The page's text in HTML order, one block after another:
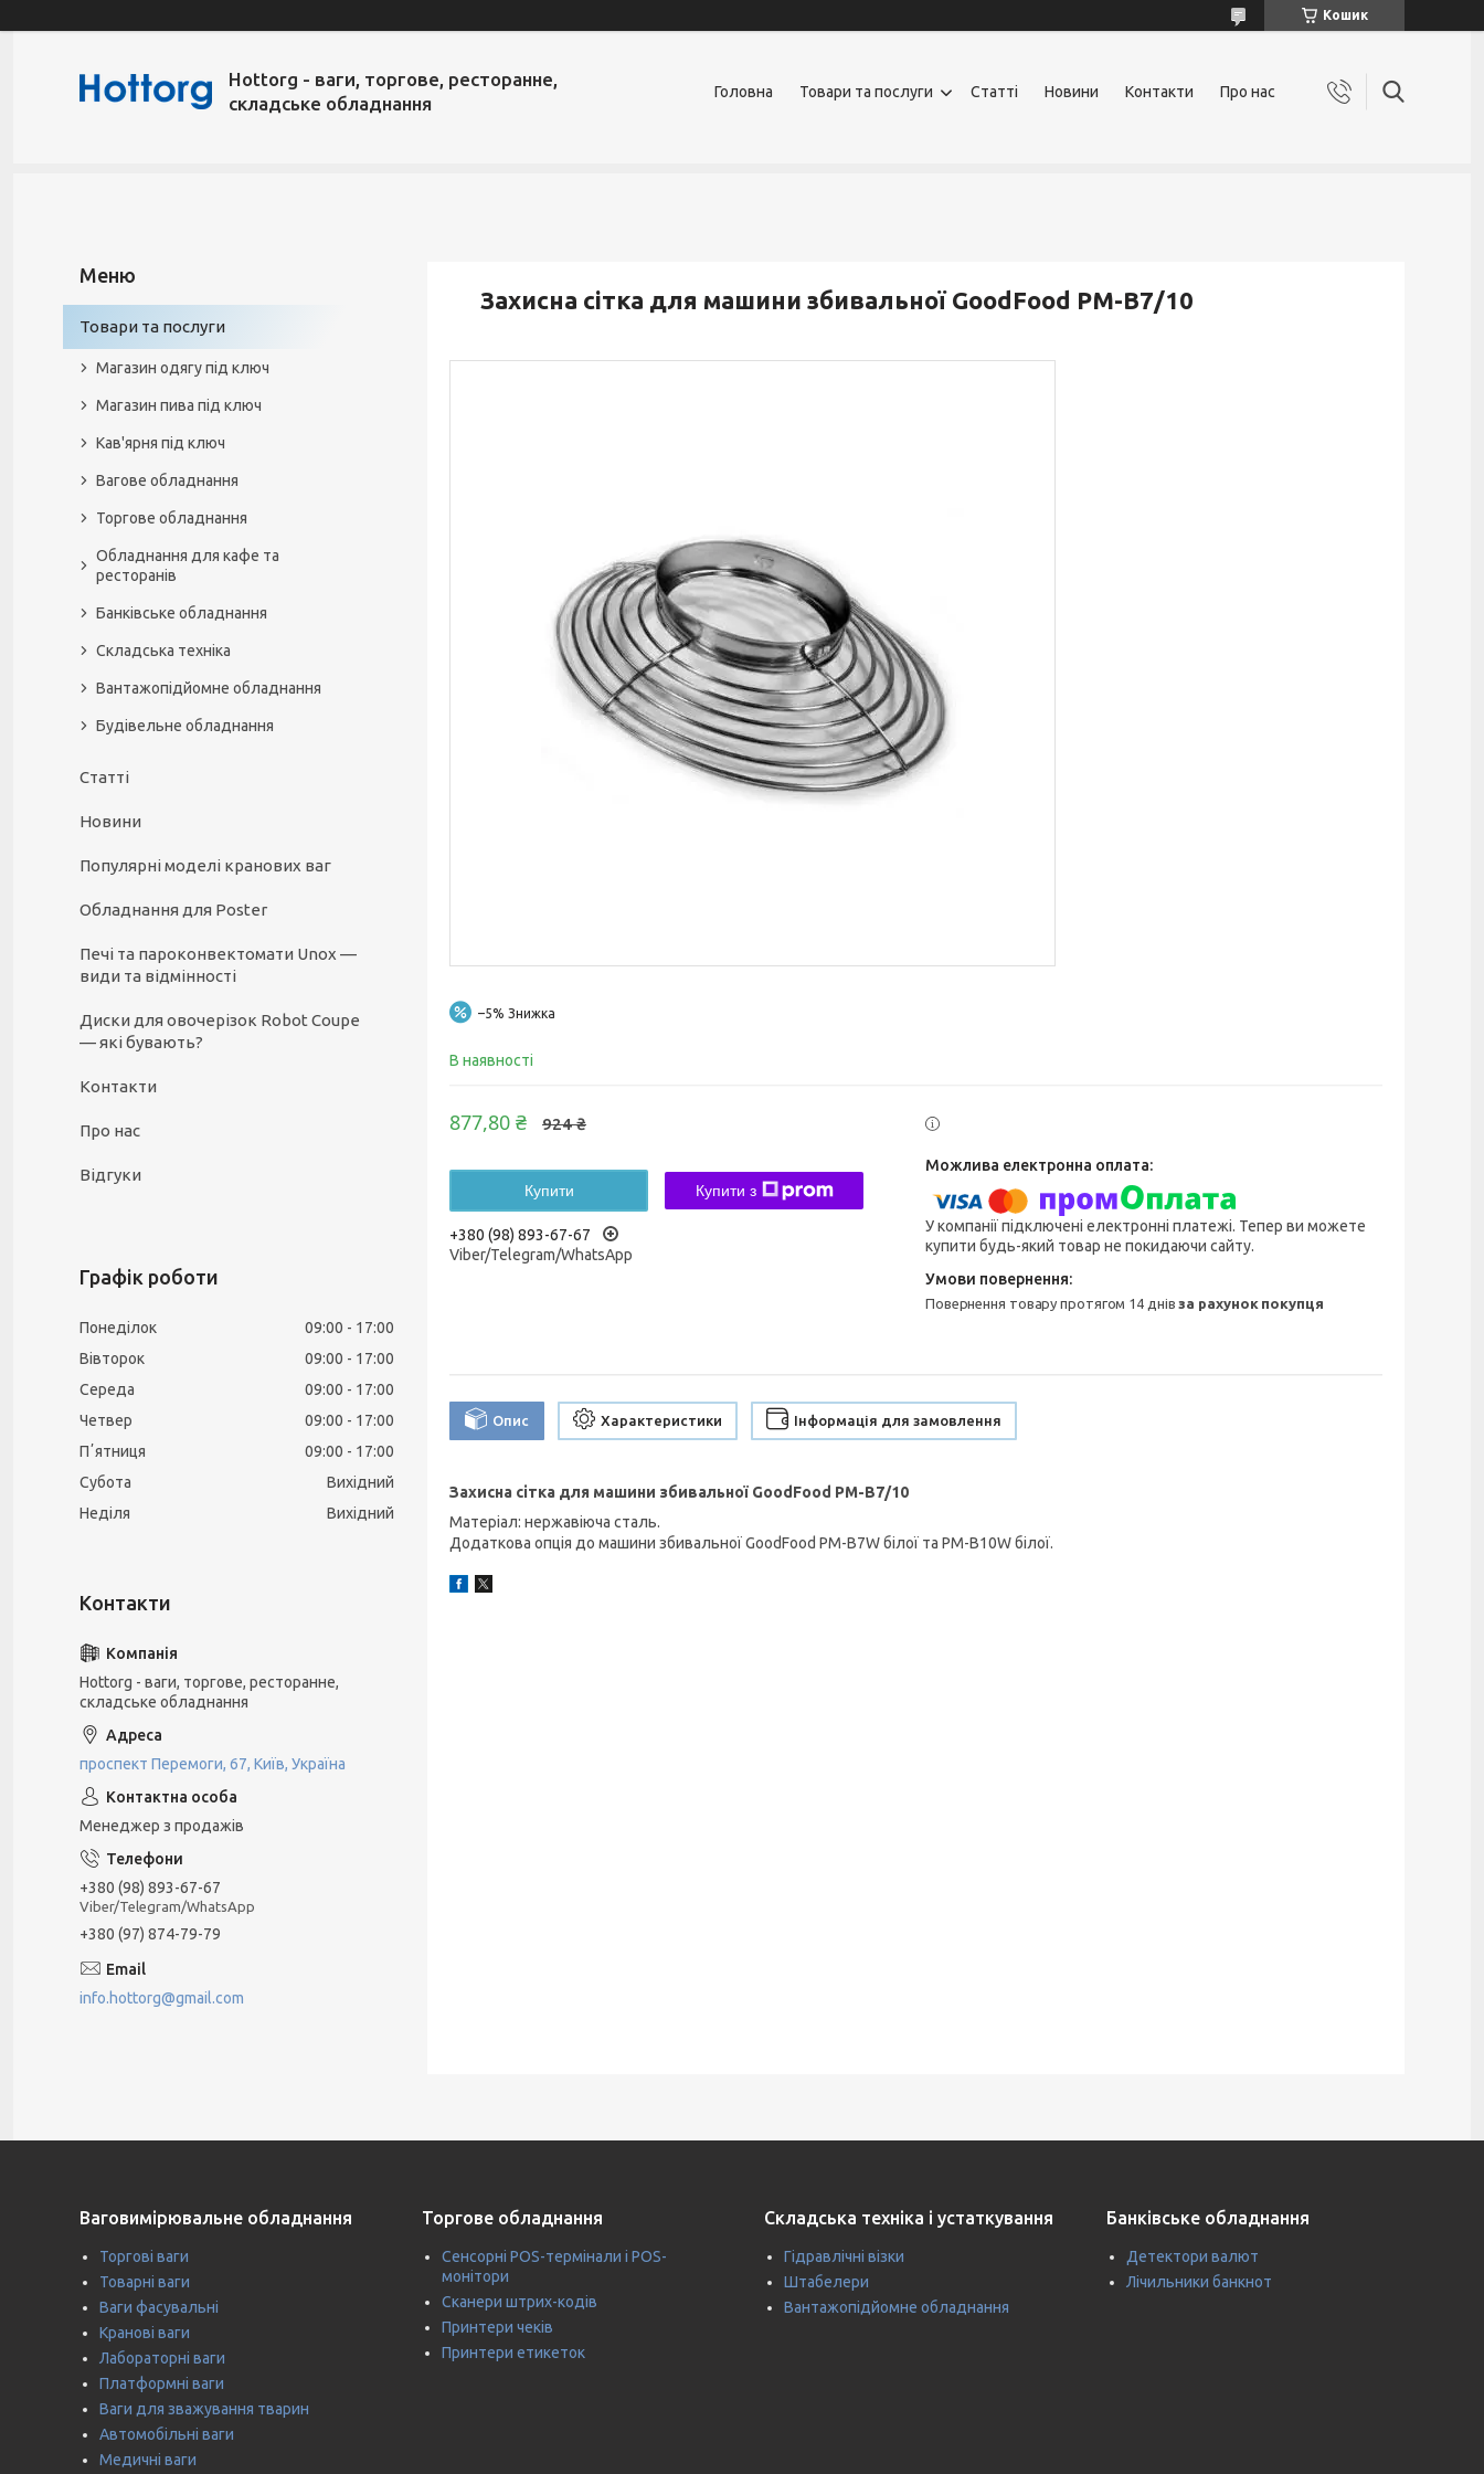
Кошик
Hottorg - ваги, торгове, ресторанне,
складське обладнання
Головна Товари та послуги Статті Новини Контакти Про нас
Захисна сітка для машини збивальної GoodFood PM-B7/10
–5%
В наявності
924 ₴
877,80 ₴
Купити Купити з
+380 (98) 893-67-67
Viber/Telegram/WhatsApp
У компанії підключені електронні платежі. Тепер ви можете
купити будь-який товар не покидаючи сайту.
повернення товару протягом 14 днівза рахунок покупця
Опис Характеристики Інформація для замовлення
Захисна сітка для машини збивальної GoodFood PM-B7/10
Матеріал: нержавіюча сталь.
Додаткова опція до машини збивальної GoodFood PM-B7W білої та PM-B10W білої.
Товари та послуги
Магазин одягу під ключ
Магазин пива під ключ
Кав'ярня під ключ
Вагове обладнання
Торгове обладнання
Обладнання для кафе та
ресторанів
Банківське обладнання
Складська техніка
Вантажопідйомне обладнання
Будівельне обладнання
Статті
Новини
Популярні моделі кранових ваг
Обладнання для Poster
Печі та пароконвектомати Unox —
види та відмінності
Диски для овочерізок Robot Coupe
— які бувають?
Контакти
Про нас
Відгуки
Графік роботи
Понеділок 09:00
17:00
Вівторок
09:00
17:00
Середа
09:00
17:00
Четвер
09:00
17:00
Пʼятниця
09:00
17:00
Субота
Вихідний
Неділя
Вихідний
Hottorg - ваги, торгове, ресторанне,
складське обладнання
проспект Перемоги, 67, Київ, Україна
Менеджер з продажів
+380 (98) 893-67-67
Viber/Telegram/WhatsApp
+380 (97) 874-79-79
info.hottorg@gmail.com
Ваговимірювальне обладнання
Торгові ваги
Товарні ваги
Ваги фасувальні
Кранові ваги
Лабораторні ваги
Платформні ваги
Ваги для зважування тварин
Автомобільні ваги
Медичні ваги
Торгове обладнання
Сенсорні POS-термінали і POS-
монітори
Сканери штрих-кодів
Принтери чеків
Принтери етикеток
Складська техніка і устаткування
Гідравлічні візки
Штабелери
Вантажопідйомне обладнання
Банківське обладнання
Детектори валют
Лічильники банкнот